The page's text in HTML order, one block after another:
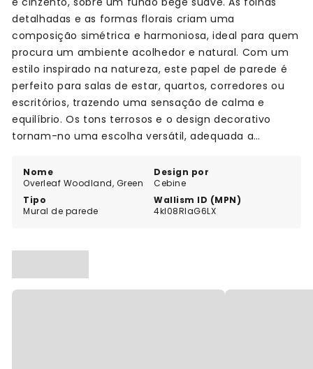
Nome
Overleaf Woodland, Green
Design por
Cebine
Tipo
Mural de parede
Wallism ID (MPN)
4kl08RlaG6LX
detalhadas e as formas florais criam uma
composição simétrica e harmoniosa, ideal para quem
procura um ambiente acolhedor e natural. Com um
estilo inspirado na natureza, este papel de parede é
perfeito para salas de estar, quartos, corredores ou
escritórios, trazendo uma sensação de calma e
equilíbrio. Os tons terrosos e o design decorativo
tornam-no uma escolha versátil, adequada a
toque orgânico e artístico nas paredes.